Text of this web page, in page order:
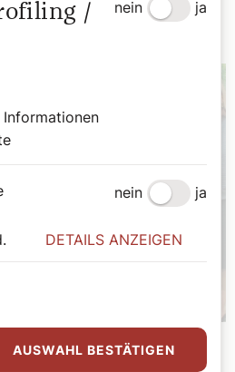
/
nein ja
nein ja
DETAILS ANZEIGEN
AUSWAHL BESTÄTIGEN